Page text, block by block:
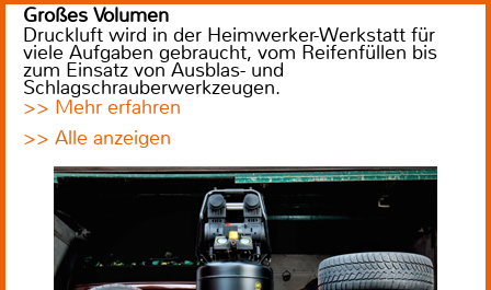
Großes Volumen
Druckluft wird in der Heimwerker-Werkstatt für
viele Aufgaben gebraucht, vom Reifenfüllen bis
zum Einsatz von Ausblas- und
Schlagschrauberwerkzeugen.
>> Mehr erfahren
>> Alle anzeigen